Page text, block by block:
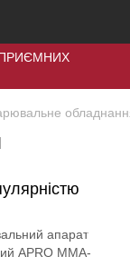
- ПРИЄМНИХ